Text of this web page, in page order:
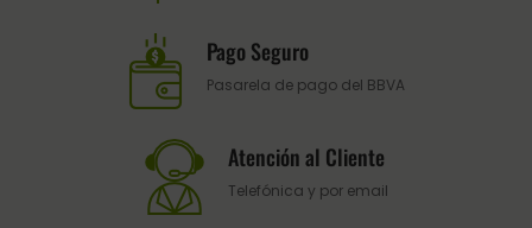
Pago Seguro
Pasarela de pago del BBVA
Atención al Cliente
Telefónica y por email